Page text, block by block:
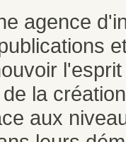
agence
la
aux